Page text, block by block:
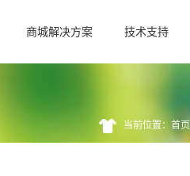
商城解决方案 技术支持
当前位置：首页